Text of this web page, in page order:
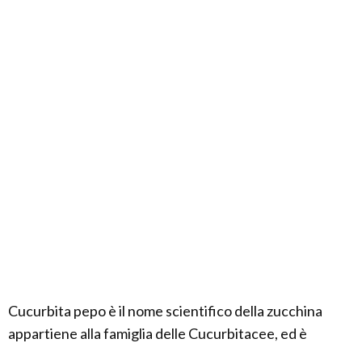
Cucurbita pepo è il nome scientifico della zucchina
appartiene alla famiglia delle Cucurbitacee, ed è